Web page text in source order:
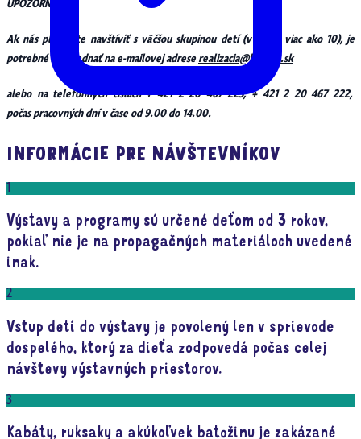
UPOZORNENIE!
Ak nás plánujete navštíviť s väčšou skupinou detí (v počte viac ako 10), je
potrebné sa objednať na e-mailovej adrese realizacia@bibiana.sk
alebo na telefónnych číslach + 421 2 20 467 223, + 421 2 20 467 222,
počas pracovných dní v čase od 9.00 do 14.00.
INFORMÁCIE PRE NÁVŠTEVNÍKOV
1
Výstavy a programy sú určené deťom od 3 rokov,
pokiaľ nie je na propagačných materiáloch uvedené
inak.
2
Vstup detí do výstavy je povolený len v sprievode
dospelého, ktorý za dieťa zodpovedá počas celej
návštevy výstavných priestorov.
3
Kabáty, ruksaky a akúkoľvek batožinu je zakázané